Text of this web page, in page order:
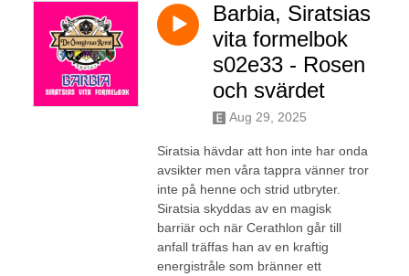
Barbia, Siratsias
vita formelbok
s02e33 - Rosen
och svärdet
Aug 29, 2025
Siratsia hävdar att hon inte har onda
avsikter men våra tappra vänner tror
inte på henne och strid utbryter.
Siratsia skyddas av en magisk
barriär och när Cerathlon går till
anfall träffas han av en kraftig
energistråle som bränner ett